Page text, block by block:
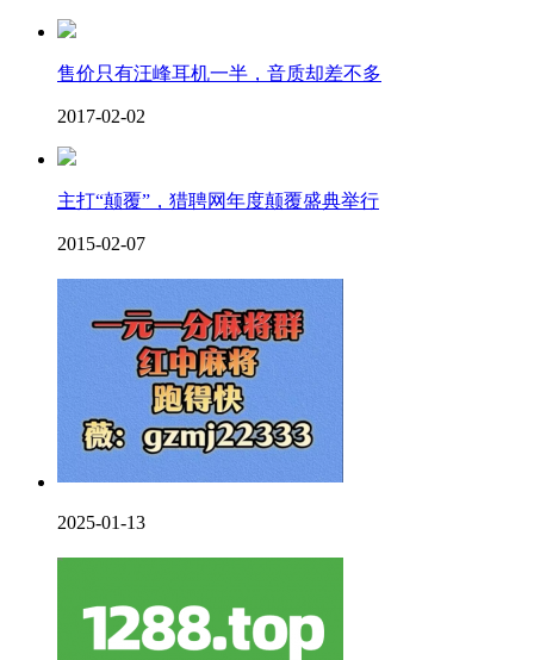
售价只有汪峰耳机一半，音质却差不多
2017-02-02
主打“颠覆”，猎聘网年度颠覆盛典举行
2015-02-07
2025-01-13